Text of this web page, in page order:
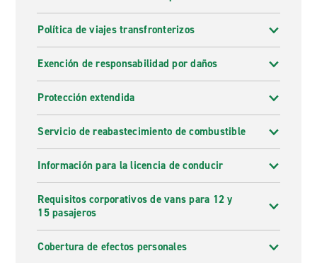
Política de viajes transfronterizos
Exención de responsabilidad por daños
Protección extendida
Servicio de reabastecimiento de combustible
Información para la licencia de conducir
Requisitos corporativos de vans para 12 y
15 pasajeros
Cobertura de efectos personales